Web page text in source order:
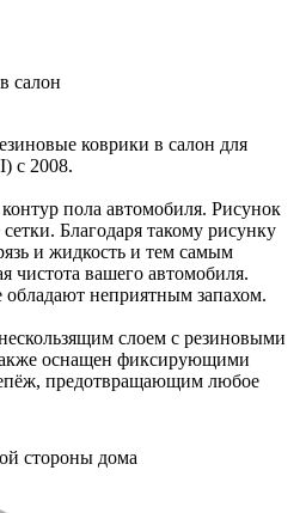
салон
коврики в салон для
c 2008.
пола автомобиля. Рисунок
Благодаря такому рисунку
и жидкость и тем самым
чистота вашего автомобиля.
неприятным запахом.
слоем с резиновыми
оснащен фиксирующими
предотвращающим любое